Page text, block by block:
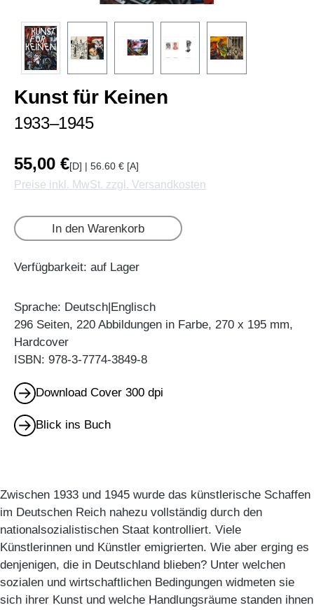
Kunst für Keinen
1933–1945
55,00 €[D] | 56.60 € [A]
Preise inkl. MwSt. zzgl. Versandkosten
In den Warenkorb
Verfügbarkeit: auf Lager
Sprache: Deutsch|Englisch
296 Seiten, 220 Abbildungen in Farbe, 270 x 195 mm,
Hardcover
ISBN: 978-3-7774-3849-8
Download Cover 300 dpi
Blick ins Buch
Zwischen 1933 und 1945 wurde das künstlerische Schaffen
im Deutschen Reich nahezu vollständig durch den
nationalsozialistischen Staat kontrolliert. Viele
Künstlerinnen und Künstler emigrierten. Wie aber erging es
denjenigen, die in Deutschland blieben? Unter welchen
sozialen und wirtschaftlichen Bedingungen widmeten sie
sich ihrer Kunst und welche Handlungsräume standen ihnen